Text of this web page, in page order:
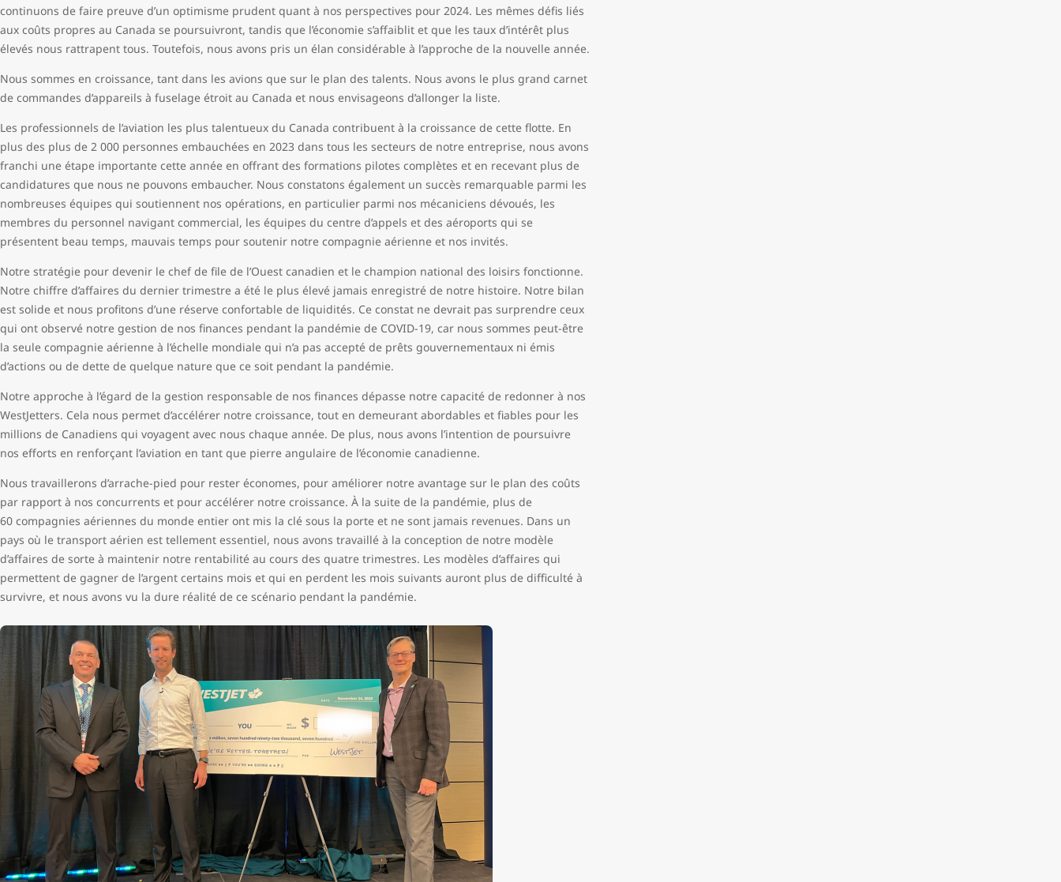
continuons de faire preuve d’un optimisme prudent quant à nos perspectives pour 2024. Les mêmes défis liés
aux coûts propres au Canada se poursuivront, tandis que l’économie s’affaiblit et que les taux d’intérêt plus
élevés nous rattrapent tous. Toutefois, nous avons pris un élan considérable à l’approche de la nouvelle année.
Nous sommes en croissance, tant dans les avions que sur le plan des talents. Nous avons le plus grand carnet
de commandes d’appareils à fuselage étroit au Canada et nous envisageons d’allonger la liste.
Les professionnels de l’aviation les plus talentueux du Canada contribuent à la croissance de cette flotte. En
plus des plus de 2 000 personnes embauchées en 2023 dans tous les secteurs de notre entreprise, nous avons
franchi une étape importante cette année en offrant des formations pilotes complètes et en recevant plus de
candidatures que nous ne pouvons embaucher. Nous constatons également un succès remarquable parmi les
nombreuses équipes qui soutiennent nos opérations, en particulier parmi nos mécaniciens dévoués, les
membres du personnel navigant commercial, les équipes du centre d’appels et des aéroports qui se
présentent beau temps, mauvais temps pour soutenir notre compagnie aérienne et nos invités.
Notre stratégie pour devenir le chef de file de l’Ouest canadien et le champion national des loisirs fonctionne.
Notre chiffre d’affaires du dernier trimestre a été le plus élevé jamais enregistré de notre histoire. Notre bilan
est solide et nous profitons d’une réserve confortable de liquidités. Ce constat ne devrait pas surprendre ceux
qui ont observé notre gestion de nos finances pendant la pandémie de COVID-19, car nous sommes peut-être
la seule compagnie aérienne à l’échelle mondiale qui n’a pas accepté de prêts gouvernementaux ni émis
d’actions ou de dette de quelque nature que ce soit pendant la pandémie.
Notre approche à l’égard de la gestion responsable de nos finances dépasse notre capacité de redonner à nos
WestJetters. Cela nous permet d’accélérer notre croissance, tout en demeurant abordables et fiables pour les
millions de Canadiens qui voyagent avec nous chaque année. De plus, nous avons l’intention de poursuivre
nos efforts en renforçant l’aviation en tant que pierre angulaire de l’économie canadienne.
Nous travaillerons d’arrache-pied pour rester économes, pour améliorer notre avantage sur le plan des coûts
par rapport à nos concurrents et pour accélérer notre croissance. À la suite de la pandémie, plus de
60 compagnies aériennes du monde entier ont mis la clé sous la porte et ne sont jamais revenues. Dans un
pays où le transport aérien est tellement essentiel, nous avons travaillé à la conception de notre modèle
d’affaires de sorte à maintenir notre rentabilité au cours des quatre trimestres. Les modèles d’affaires qui
permettent de gagner de l’argent certains mois et qui en perdent les mois suivants auront plus de difficulté à
survivre, et nous avons vu la dure réalité de ce scénario pendant la pandémie.